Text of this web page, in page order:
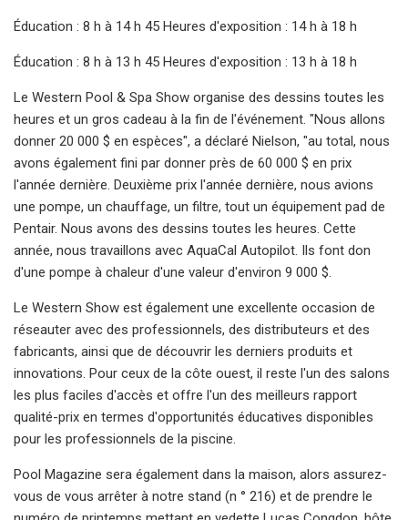
Éducation : 8 h à 14 h 45 Heures d'exposition : 14 h à 18 h
Éducation : 8 h à 13 h 45 Heures d'exposition : 13 h à 18 h
Le Western Pool & Spa Show organise des dessins toutes les
heures et un gros cadeau à la fin de l'événement. "Nous allons
donner 20 000 $ en espèces", a déclaré Nielson, "au total, nous
avons également fini par donner près de 60 000 $ en prix
l'année dernière. Deuxième prix l'année dernière, nous avions
une pompe, un chauffage, un filtre, tout un équipement pad de
Pentair. Nous avons des dessins toutes les heures. Cette
année, nous travaillons avec AquaCal Autopilot. Ils font don
d'une pompe à chaleur d'une valeur d'environ 9 000 $.
Le Western Show est également une excellente occasion de
réseauter avec des professionnels, des distributeurs et des
fabricants, ainsi que de découvrir les derniers produits et
innovations. Pour ceux de la côte ouest, il reste l'un des salons
les plus faciles d'accès et offre l'un des meilleurs rapport
qualité-prix en termes d'opportunités éducatives disponibles
pour les professionnels de la piscine.
Pool Magazine sera également dans la maison, alors assurez-
vous de vous arrêter à notre stand (n ° 216) et de prendre le